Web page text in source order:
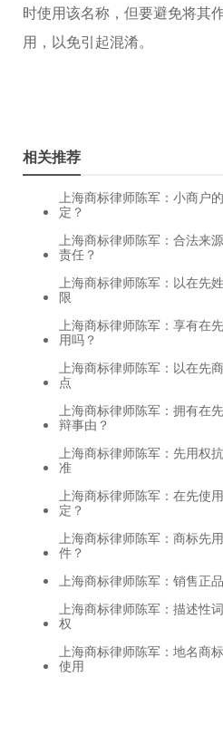
时使用该名称，但要避免将其
用，以免引起混淆。
相关推荐
上海商标律师陈军：小商户
定？
上海商标律师陈军：合法来
责任？
上海商标律师陈军：以在先
限
上海商标律师陈军：享有在
用吗？
上海商标律师陈军：以在先
点
上海商标律师陈军：拥有在
辩事由？
上海商标律师陈军：先用权
准
上海商标律师陈军：在先使
定？
上海商标律师陈军：商标先
件？
上海商标律师陈军：销售正
上海商标律师陈军：描述性
权
上海商标律师陈军：地名商
使用